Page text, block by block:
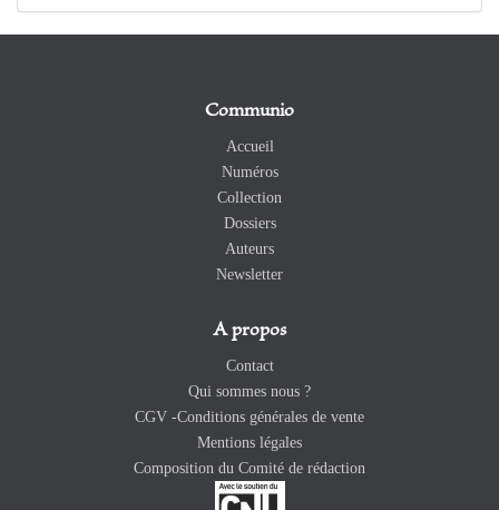
Communio
Accueil
Numéros
Collection
Dossiers
Auteurs
Newsletter
A propos
Contact
Qui sommes nous ?
CGV -Conditions générales de vente
Mentions légales
Composition du Comité de rédaction